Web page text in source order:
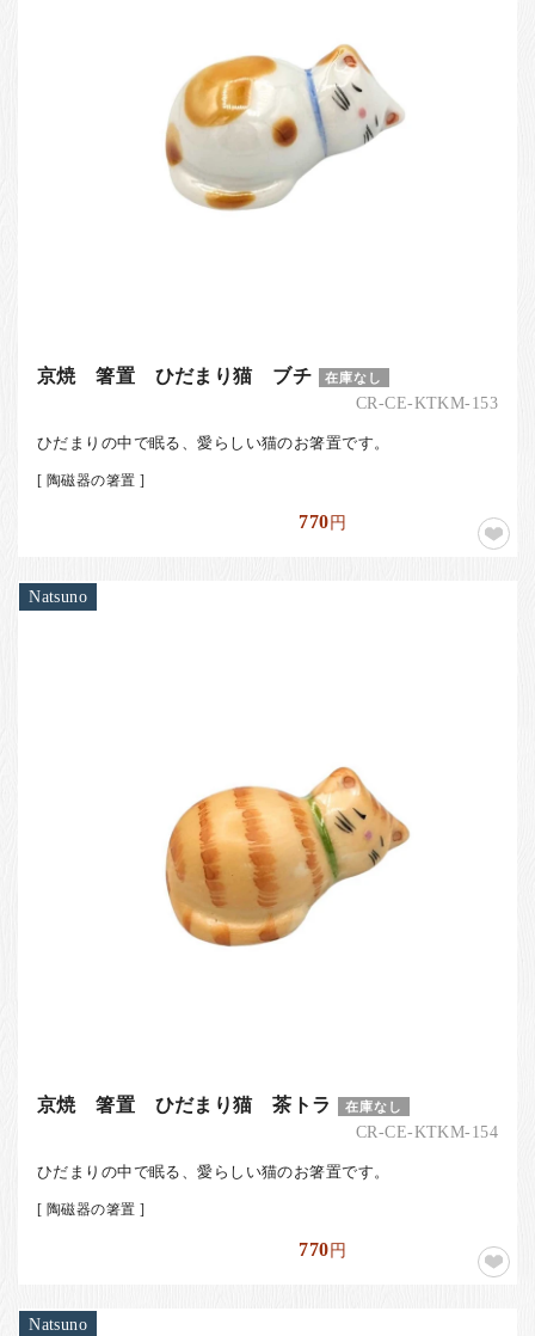
京焼 箸置 ひだまり猫 ブチ 在庫なし
CR-CE-KTKM-153
ひだまりの中で眠る、愛らしい猫のお箸置です。
[ 陶磁器の箸置 ]
770円
Natsuno
京焼 箸置 ひだまり猫 茶トラ 在庫なし
CR-CE-KTKM-154
ひだまりの中で眠る、愛らしい猫のお箸置です。
[ 陶磁器の箸置 ]
770円
Natsuno